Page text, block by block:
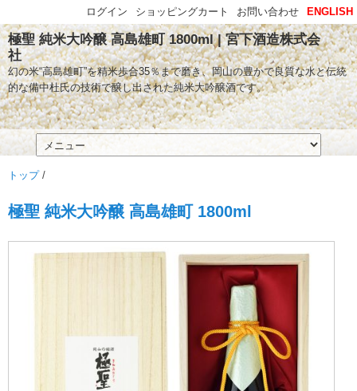
極聖 純米大吟醸 高島雄町 1800ml | 宮下酒造株式会
社
幻の米“高島雄町”を精米歩合35％まで磨き、岡山の豊かで良質な水と伝統
的な備中杜氏の技術で醸し出された純米大吟醸酒です。
トップ/
極聖 純米大吟醸 高島雄町 1800ml
ENGLISH
お問い合わせ
ショッピングカート
ログイン